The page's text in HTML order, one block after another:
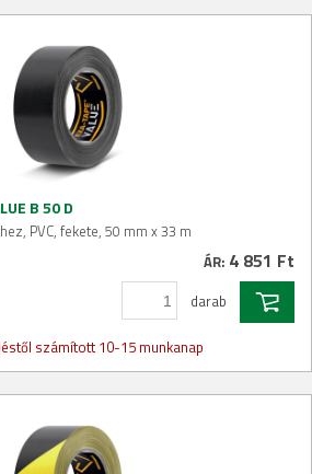
B 50 D
PVC, fekete, 50 mm x 33 m
ÁR: 4 851 Ft
darab
számított 10-15 munkanap